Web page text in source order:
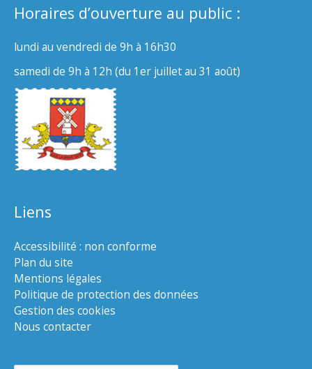
Horaires d’ouverture au public :
lundi au vendredi de 9h à 16h30
samedi de 9h à 12h (du 1er juillet au 31 août)
Liens
Accessibilité : non conforme
Plan du site
Mentions légales
Politique de protection des données
Gestion des cookies
Nous contacter